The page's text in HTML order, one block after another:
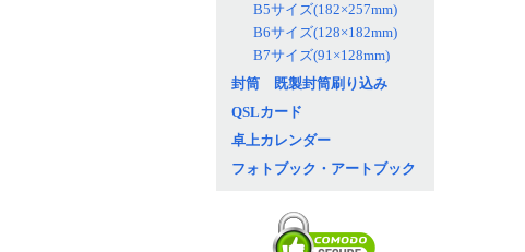
B5サイズ(182×257mm)
B6サイズ(128×182mm)
B7サイズ(91×128mm)
封筒 既製封筒刷り込み
QSLカード
卓上カレンダー
フォトブック・アートブック